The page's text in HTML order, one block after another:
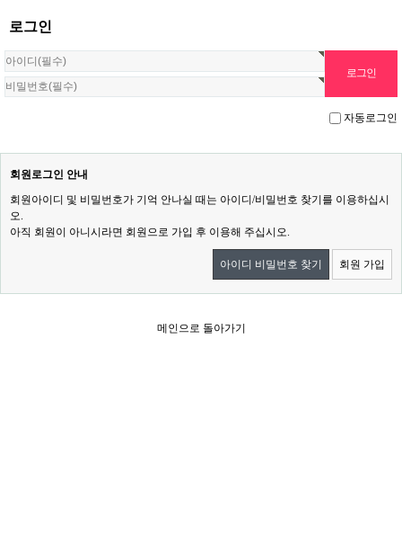
로그인
자동로그인
회원로그인 안내
회원아이디 및 비밀번호가 기억 안나실 때는 아이디/비밀번호 찾기를 이용하십시
오.
아직 회원이 아니시라면 회원으로 가입 후 이용해 주십시오.
아이디 비밀번호 찾기 회원 가입
메인으로 돌아가기